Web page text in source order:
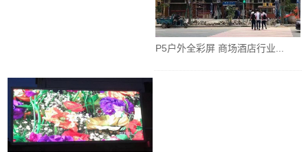
P5户外全彩屏 商场酒店行业...